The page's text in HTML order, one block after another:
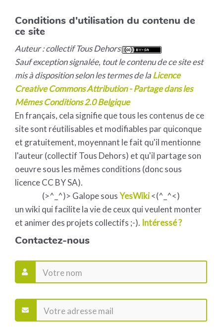
Conditions d'utilisation du contenu de
ce site
Auteur : collectif Tous Dehors
Sauf exception signalée, tout le contenu de ce site est
mis à disposition selon les termes de laLicence
Creative Commons Attribution - Partage dans les
Mêmes Conditions 2.0 Belgique
En français, cela signifie que tous les contenus de ce
site sont réutilisables et modifiables par quiconque
et gratuitement, moyennant le fait qu'il mentionne
l'auteur (collectif Tous Dehors) et qu'il partage son
oeuvre sous les mêmes conditions (donc sous
licence CC BY SA).
(>^_^)> Galope sousYesWiki<(^_^<)
un wiki qui facilite la vie de ceux qui veulent monter
et animer des projets collectifs ;-). Intéressé ?
Contactez-nous